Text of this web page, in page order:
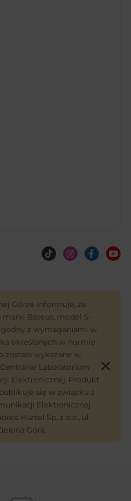
Górze informuje, że
Baseus, model S-
z wymaganiami w
określonych w normie
zostało wykazane w
Laboratorium
Elektronicznej. Produkt
się w związku z
Elektronicznej.
Hurtel Sp. z o.o., ul.
Góra.